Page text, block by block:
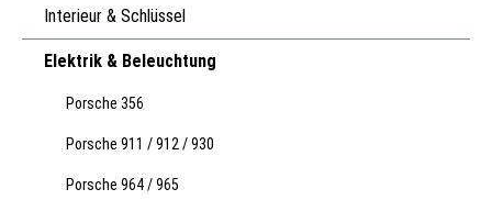
Interieur & Schlüssel
Elektrik & Beleuchtung
Porsche 356
Porsche 911 / 912 / 930
Porsche 964 / 965